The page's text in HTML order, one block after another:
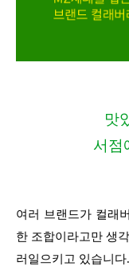
맛
서점
여러 브랜드가 컬래
한 조합이라고만 생
러일으키고 있습니다.